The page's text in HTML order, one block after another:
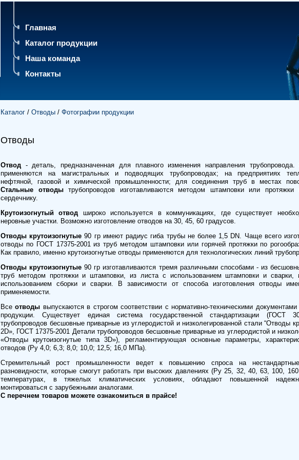
Главная
Каталог продукции
Наша команда
Контакты
Каталог / Отводы / Фотографии продукции
Отводы
Отвод - деталь, предназначенная для плавного изменения направления
применяются на магистральных и подводящих трубопроводах; на предприятиях
нефтяной, газовой и химической промышленности; для соединения труб в местах
Стальные отводытрубопроводов изготавливаются методом штамповки или протяжки
сердечнику.
Крутоизогнутый отвод широко используется в коммуникациях, где существует
неровные участки. Возможно изготовление отводов на 30, 45, 60 градусов.
Отводы крутоизогнутые90 гр имеют радиус гиба трубы не более 1,5 DN. Чаще всего
отводы по ГОСТ 17375-2001 из труб методом штамповки или горячей протяжки по
Как правило, именно крутоизогнутые отводы применяются для технологических линий
Отводы крутоизогнутые 90 гр изготавливаются тремя различными способами - из
труб методом протяжки и штамповки, из листа с использованием штамповки и сварки,
использованием сборки и сварки. В зависимости от способа изготовления отводы
применяемости.
Всеотводы выпускаются в строгом соответствии с нормативно-техническими
продукции. Существует единая система государственной стандартизации (ГОСТ
трубопроводов бесшовные приварные из углеродистой и низколегированной стали “Отводы
2D», ГОСТ 17375-2001 Детали трубопроводов бесшовные приварные из углеродистой и
«Отводы крутоизогнутые типа 3D»), регламентирующая основные параметры,
отводов (Pу 4,0; 6,3; 8,0; 10,0; 12,5; 16,0 МПа).
Стремительный рост промышленности ведет к повышению спроса на
разновидности, которые смогут работать при высоких давлениях (Pу 25, 32, 40, 63, 100,
температурах, в тяжелых климатических условиях, обладают повышенной
монтироваться с зарубежными аналогами.
С перечнем товаров можете ознакомиться в прайсе!